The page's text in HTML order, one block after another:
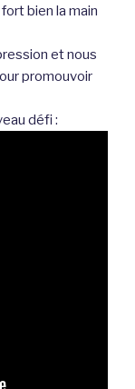
bien la main
et nous
promouvoir
défi :